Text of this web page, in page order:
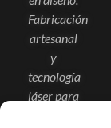
Fabricación
artesanal
y
tecnología
láser para